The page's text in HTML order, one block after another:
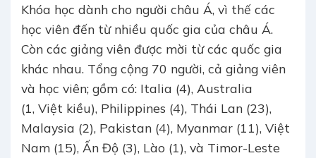
Khóa học dành cho người châu Á, vì thế các
học viên đến từ nhiều quốc gia của châu Á.
Còn các giảng viên được mời từ các quốc gia
khác nhau. Tổng cộng 70 người, cả giảng viên
và học viên; gồm có: Italia (4), Australia
(1, Việt kiều), Philippines (4), Thái Lan (23),
Malaysia (2), Pakistan (4), Myanmar (11), Việt
Nam (15), Ấn Độ (3), Lào (1), và Timor-Leste